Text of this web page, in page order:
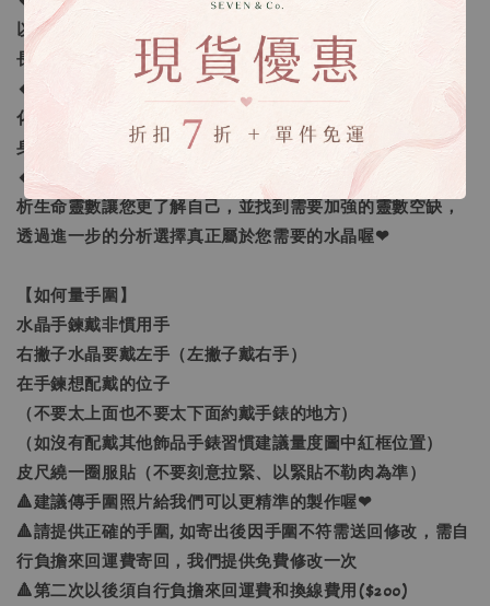
以長度不同每一條的水晶數量就會不同，以符合正常的手鍊
長度。
🔸客製化之範圍：我們提供的客製範圍為「手圍尺寸客製
化」及「量身需求的訂做」，還有更進一步的「生命靈數量
身訂做」。
🔸生命靈數量身訂做：採預約制線上一對一諮詢，老師將解
析生命靈數讓您更了解自己，並找到需要加強的靈數空缺，
透過進一步的分析選擇真正屬於您需要的水晶喔❤
【如何量手圍】
水晶手鍊戴非慣用手
右撇子水晶要戴左手（左撇子戴右手）
在手鍊想配戴的位子
（不要太上面也不要太下面約戴手錶的地方）
（如沒有配戴其他飾品手錶習慣建議量度圖中紅框位置）
皮尺繞一圈服貼（不要刻意拉緊、以緊貼不勒肉為準）
🔺建議傳手圍照片給我們可以更精準的製作喔❤
🔺請提供正確的手圍, 如寄出後因手圍不符需送回修改，需自
行負擔來回運費寄回，我們提供免費修改一次
🔺第二次以後須自行負擔來回運費和換線費用($200)